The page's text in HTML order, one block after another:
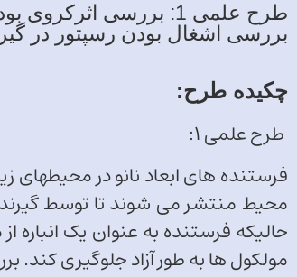
طرح علمی 1: بررسی اثرکروی بودن فرستنده در مخابرات مولکولی طرح علمی 2:
بررسی اشغال بودن رسپتور در
چکیده طرح‌:
طرح علمی 1:
فرستنده های ابعاد نانو در محیطهای
محیط منتشر می شوند تا توسط
حالیکه فرستنده به عنوان یک انباره
مولکول ها به طور آزاد جلوگیری کند.